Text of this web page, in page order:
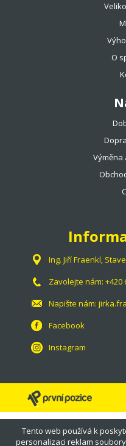
O
Výměna
Ing. Jiří Fraenkl,
Zavolejte nám: +420
Napište nám:
Facebook
Instagram
Tento web používá k
personalizaci reklam